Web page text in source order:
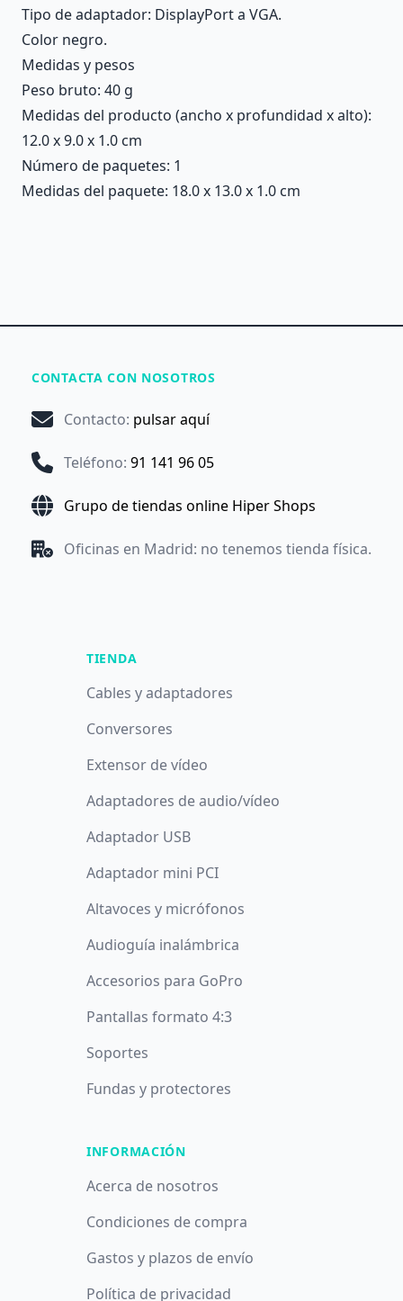
Tipo de adaptador: DisplayPort a VGA.
Color negro.
Medidas y pesos
Peso bruto: 40 g
Medidas del producto (ancho x profundidad x alto):
12.0 x 9.0 x 1.0 cm
Número de paquetes: 1
Medidas del paquete: 18.0 x 13.0 x 1.0 cm
CONTACTA CON NOSOTROS
Contacto: pulsar aquí
Teléfono: 91 141 96 05
Grupo de tiendas online Hiper Shops
Oficinas en Madrid: no tenemos tienda física.
TIENDA
Cables y adaptadores
Conversores
Extensor de vídeo
Adaptadores de audio/vídeo
Adaptador USB
Adaptador mini PCI
Altavoces y micrófonos
Audioguía inalámbrica
Accesorios para GoPro
Pantallas formato 4:3
Soportes
Fundas y protectores
INFORMACIÓN
Acerca de nosotros
Condiciones de compra
Gastos y plazos de envío
Política de privacidad